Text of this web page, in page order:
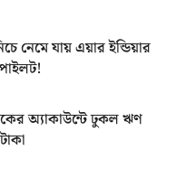
নেমে যায় এয়ার ইন্ডিয়ার
অ্যাকাউন্টে ঢুকল ঋণ